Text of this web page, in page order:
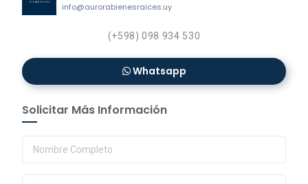
info@aurorabienesraices.uy
(+598) 098 934 530
Whatsapp
Solicitar Más Información